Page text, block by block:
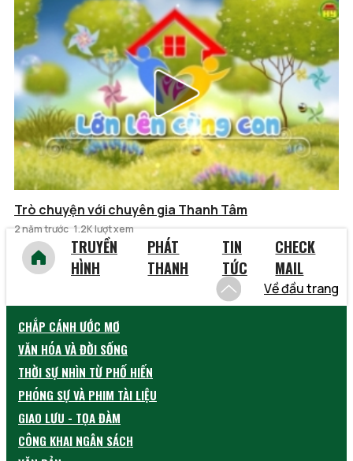
Trò chuyện với chuyên gia Thanh Tâm
2 năm trước 1.2K lượt xem
TRUYỀN
HÌNH
PHÁT
THANH
TIN
TỨC
CHECK
MAIL
Về đầu trang
CHẮP CÁNH ƯỚC MƠ
VĂN HÓA VÀ ĐỜI SỐNG
THỜI SỰ NHÌN TỪ PHỐ HIẾN
PHÓNG SỰ VÀ PHIM TÀI LIỆU
GIAO LƯU - TỌA ĐÀM
CÔNG KHAI NGÂN SÁCH